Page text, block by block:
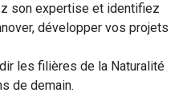
son expertise et identifiez
développer vos projets
les filières de la Naturalité
de demain.